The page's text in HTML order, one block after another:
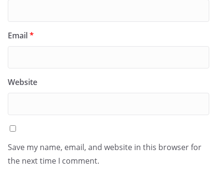
Email*
Website
Save my name, email, and website in this browser for
the next time I comment.